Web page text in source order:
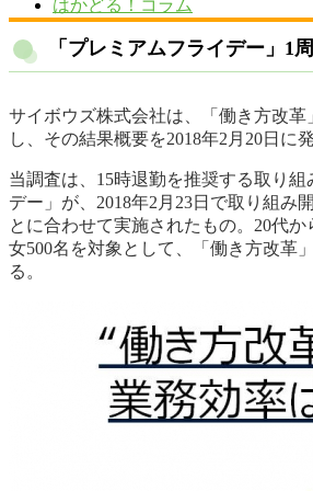
はかどる！コラム
「プレミアムフライデー」1
サイボウズ株式会社は、「働き方改
し、その結果概要を2018年2月20日に
当調査は、15時退勤を推奨する取り組
デー」が、2018年2月23日で取り組み
とに合わせて実施されたもの。20代か
女500名を対象として、「働き方改革
る。